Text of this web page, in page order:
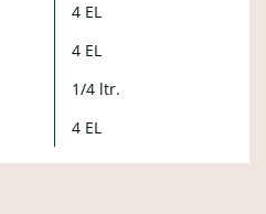
4 EL
4 EL
1/4 ltr.
4 EL